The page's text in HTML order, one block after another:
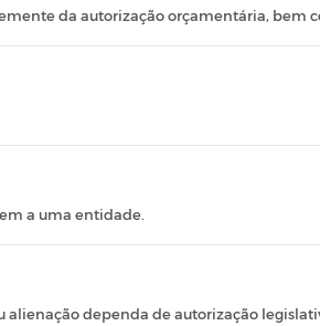
da autorização orçamentária, bem
a uma entidade.
alienação dependa de autorização